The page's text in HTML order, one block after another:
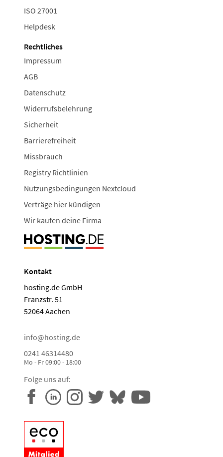
ISO 27001
Helpdesk
Rechtliches
Impressum
AGB
Datenschutz
Widerrufsbelehrung
Sicherheit
Barrierefreiheit
Missbrauch
Registry Richtlinien
Nutzungsbedingungen Nextcloud
Verträge hier kündigen
Wir kaufen deine Firma
Kontakt
hosting.de GmbH
Franzstr. 51
52064 Aachen
info@hosting.de
0241 46314480
Mo - Fr 09:00 - 18:00
Folge uns auf: